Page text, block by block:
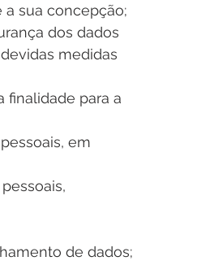
sua concepção;
dos dados
medidas
finalidade para a
em
de dados;